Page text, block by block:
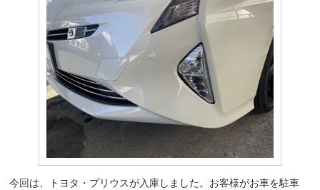
今回は、トヨタ・プリウスが入庫しました。お客様がお車を駐車